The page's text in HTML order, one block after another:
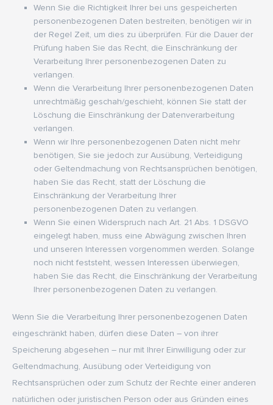
Wenn Sie die Richtigkeit Ihrer bei uns gespeicherten
personenbezogenen Daten bestreiten, benötigen wir in
der Regel Zeit, um dies zu überprüfen. Für die Dauer der
Prüfung haben Sie das Recht, die Einschränkung der
Verarbeitung Ihrer personenbezogenen Daten zu
verlangen.
Wenn die Verarbeitung Ihrer personenbezogenen Daten
unrechtmäßig geschah/geschieht, können Sie statt der
Löschung die Einschränkung der Datenverarbeitung
verlangen.
Wenn wir Ihre personenbezogenen Daten nicht mehr
benötigen, Sie sie jedoch zur Ausübung, Verteidigung
oder Geltendmachung von Rechtsansprüchen benötigen,
haben Sie das Recht, statt der Löschung die
Einschränkung der Verarbeitung Ihrer
personenbezogenen Daten zu verlangen.
Wenn Sie einen Widerspruch nach Art. 21 Abs. 1 DSGVO
eingelegt haben, muss eine Abwägung zwischen Ihren
und unseren Interessen vorgenommen werden. Solange
noch nicht feststeht, wessen Interessen überwiegen,
haben Sie das Recht, die Einschränkung der Verarbeitung
Ihrer personenbezogenen Daten zu verlangen.
Wenn Sie die Verarbeitung Ihrer personenbezogenen Daten
eingeschränkt haben, dürfen diese Daten – von ihrer
Speicherung abgesehen – nur mit Ihrer Einwilligung oder zur
Geltendmachung, Ausübung oder Verteidigung von
Rechtsansprüchen oder zum Schutz der Rechte einer anderen
natürlichen oder juristischen Person oder aus Gründen eines